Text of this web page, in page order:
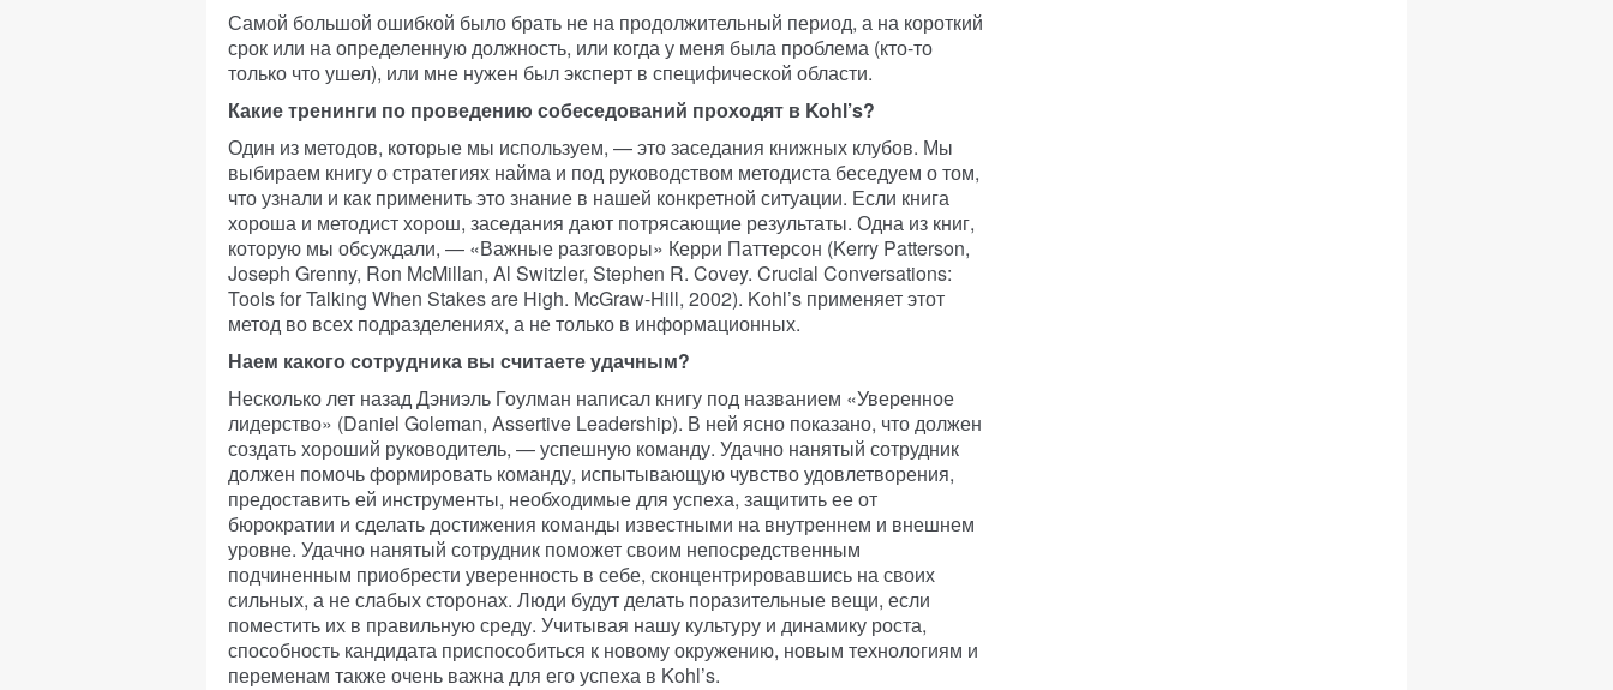
Самой большой ошибкой было брать не на продолжительный период, а на короткий
срок или на определенную должность, или когда у меня была проблема (кто-то
только что ушел), или мне нужен был эксперт в специфической области.
Какие тренинги по проведению собеседований проходят в Kohl’s?
Один из методов, которые мы используем, — это заседания книжных клубов. Мы
выбираем книгу о стратегиях найма и под руководством методиста беседуем о том,
что узнали и как применить это знание в нашей конкретной ситуации. Если книга
хороша и методист хорош, заседания дают потрясающие результаты. Одна из книг,
которую мы обсуждали, — «Важные разговоры» Керри Паттерсон (Kerry Patterson,
Joseph Grenny, Ron McMillan, Al Switzler, Stephen R. Covey. Crucial Conversations:
Tools for Talking When Stakes are High. McGraw-Hill, 2002). Kohl’s применяет этот
метод во всех подразделениях, а не только в информационных.
Наем какого сотрудника вы считаете удачным?
Несколько лет назад Дэниэль Гоулман написал книгу под названием «Уверенное
лидерство» (Daniel Goleman, Assertive Leadership). В ней ясно показано, что должен
создать хороший руководитель, — успешную команду. Удачно нанятый сотрудник
должен помочь формировать команду, испытывающую чувство удовлетворения,
предоставить ей инструменты, необходимые для успеха, защитить ее от
бюрократии и сделать достижения команды известными на внутреннем и внешнем
уровне. Удачно нанятый сотрудник поможет своим непосредственным
подчиненным приобрести уверенность в себе, сконцентрировавшись на своих
сильных, а не слабых сторонах. Люди будут делать поразительные вещи, если
поместить их в правильную среду. Учитывая нашу культуру и динамику роста,
способность кандидата приспособиться к новому окружению, новым технологиям и
переменам также очень важна для его успеха в Kohl’s.